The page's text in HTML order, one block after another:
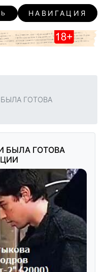
НАВИГАЦИЯ
ГОТОВА
БЫЛА ГОТОВА